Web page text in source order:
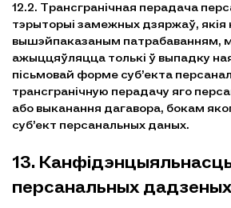
12.2. Трансгранічная перадача
тэрыторыі замежных дзяржаў,
вышэйпаказаным патрабаванням,
ажыццяўляцца толькі ў выпадку
пісьмовай форме суб’екта
трансгранічную перадачу яго
або выканання дагавора, бокам
суб’ект персанальных даных.
13.
персанальных дадзеных